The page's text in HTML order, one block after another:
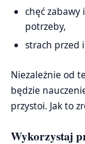
chęć
potrzeby,
strach przed
Niezależnie od
będzie
przystoi. Jak to
Wykorzystaj